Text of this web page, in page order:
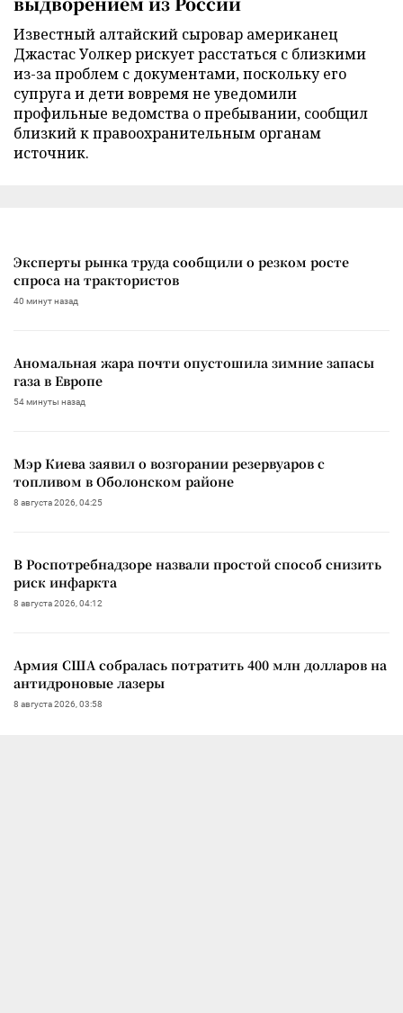
Известный алтайский сыровар американец
Джастас Уолкер рискует расстаться с близкими
из-за проблем с документами, поскольку его
супруга и дети вовремя не уведомили
профильные ведомства о пребывании, сообщил
близкий к правоохранительным органам
источник.
Эксперты рынка труда сообщили о резком росте
спроса на трактористов
40 минут назад
Аномальная жара почти опустошила зимние запасы
газа в Европе
54 минуты назад
Мэр Киева заявил о возгорании резервуаров с
топливом в Оболонском районе
8 августа 2026, 04:25
В Роспотребнадзоре назвали простой способ снизить
риск инфаркта
8 августа 2026, 04:12
Армия США собралась потратить 400 млн долларов на
антидроновые лазеры
8 августа 2026, 03:58